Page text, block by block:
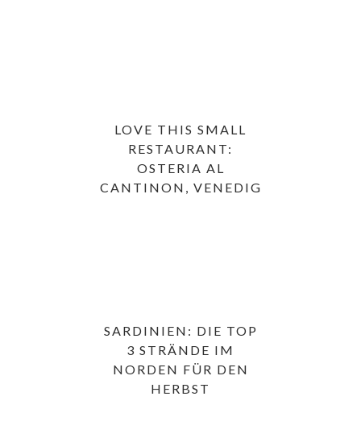
LOVE THIS SMALL
RESTAURANT:
OSTERIA AL
CANTINON, VENEDIG
SARDINIEN: DIE TOP
3 STRÄNDE IM
NORDEN FÜR DEN
HERBST